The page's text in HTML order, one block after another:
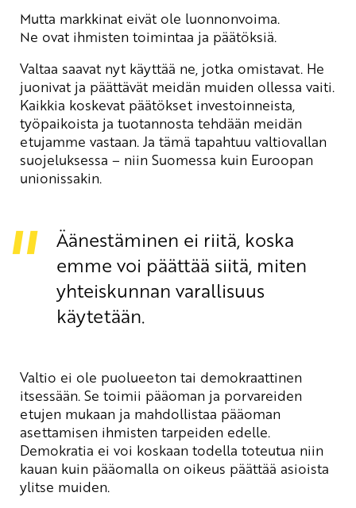
Mutta markkinat eivät ole luonnonvoima.
Ne ovat ihmisten toimintaa ja päätöksiä.
Valtaa saavat nyt käyttää ne, jotka omistavat. He
juonivat ja päättävät meidän muiden ollessa vaiti.
Kaikkia koskevat päätökset investoinneista,
työpaikoista ja tuotannosta tehdään meidän
etujamme vastaan. Ja tämä tapahtuu valtiovallan
suojeluksessa – niin Suomessa kuin Euroopan
unionissakin.
Äänestäminen ei riitä, koska
emme voi päättää siitä, miten
yhteiskunnan varallisuus
käytetään.
Valtio ei ole puolueeton tai demokraattinen
itsessään. Se toimii pääoman ja porvareiden
etujen mukaan ja mahdollistaa pääoman
asettamisen ihmisten tarpeiden edelle.
Demokratia ei voi koskaan todella toteutua niin
kauan kuin pääomalla on oikeus päättää asioista
ylitse muiden.